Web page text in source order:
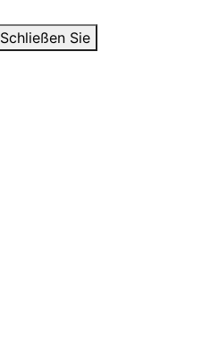
Schließen Sie